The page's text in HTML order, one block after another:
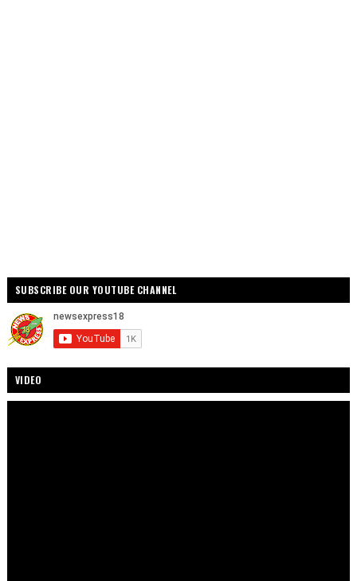
SUBSCRIBE OUR YOUTUBE CHANNEL
VIDEO